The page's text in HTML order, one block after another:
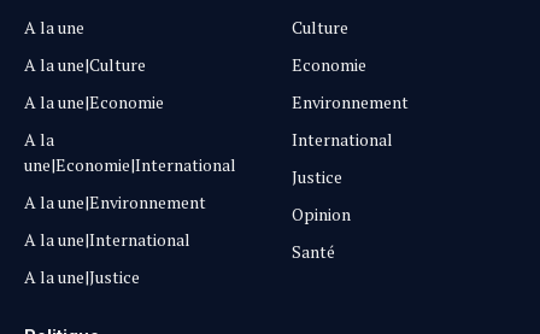
A la une
A la une|Culture
A la une|Economie
A la
une|Economie|International
A la une|Environnement
A la une|International
A la une|Justice
Culture
Economie
Environnement
International
Justice
Opinion
Santé